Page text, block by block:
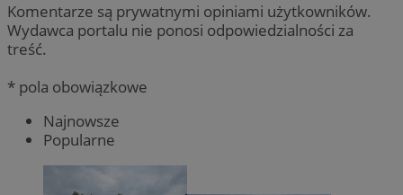
Komentarze są prywatnymi opiniami użytkowników.
Wydawca portalu nie ponosi odpowiedzialności za
treść.
* pola obowiązkowe
Najnowsze
Popularne